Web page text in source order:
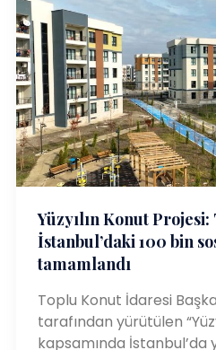
Yüzyılın Konut Projesi:
İstanbul’daki 100 bin
tamamlandı
Toplu Konut İdaresi
tarafından yürütülen
kapsamında İstanbul’da